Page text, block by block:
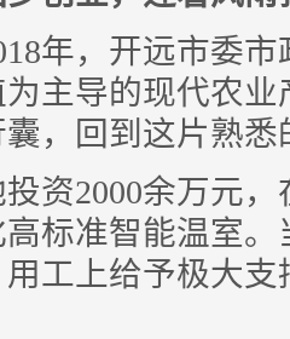
，开远市委市
主导的现代农
，回到这片熟悉
2000余万元，
标准智能温室
用工上给予极大